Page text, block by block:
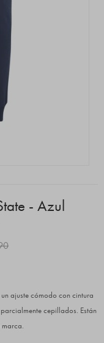
- Azul
ajuste cómodo con cintura
cepillados. Están